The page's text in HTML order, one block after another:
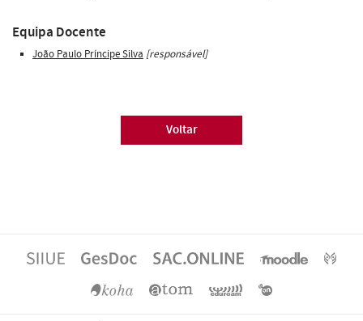
Equipa Docente
João Paulo Príncipe Silva [responsável]
Voltar